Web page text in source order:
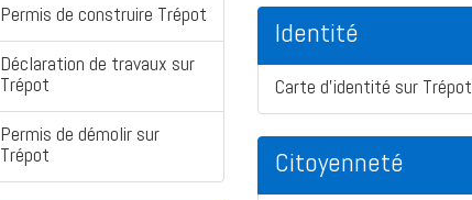
Permis de construire Trépot
Déclaration de travaux sur
Trépot
Permis de démolir sur
Trépot
Identité
Carte d'identité sur Trépot
Citoyenneté